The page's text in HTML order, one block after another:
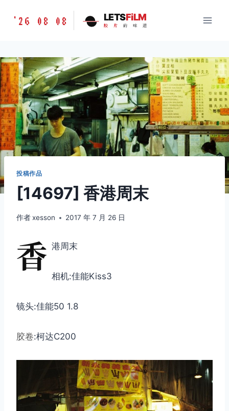
胶
味
道
LETSFILM
'26 08 08 LETSFiLM
胶 片 的 味 道
投稿作品
[14697] 香港周末
作者xesson 2017 年 7 月 26 日
香 港周末
相机:佳能Kiss3
镜头:佳能50 1.8
胶卷:柯达C200